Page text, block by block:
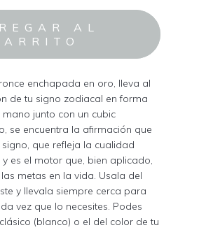
enchapada en oro, lleva al
de tu signo zodiacal en forma
junto con un cubic
se encuentra la afirmación que
que refleja la cualidad
es el motor que, bien aplicado,
metas en la vida. Usala del
y llevala siempre cerca para
vez que lo necesites. Podes
(blanco) o el del color de tu